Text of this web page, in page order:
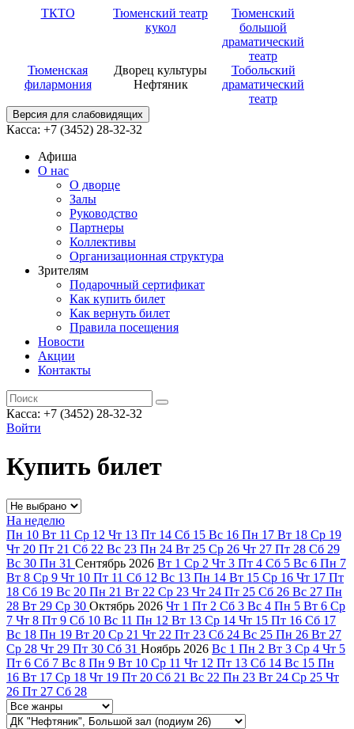
ТКТО
Тюменский театр
кукол
Тюменский
большой
драматический
театр
Тюменская
филармония
Дворец культуры
Нефтяник
Тобольский
драматический
театр
Версия для слабовидящих
Касса: +7 (3452) 28-32-32
Афиша
О нас
О дворце
Залы
Руководство
Партнеры
Коллективы
Организационная структура
Зрителям
Подарочный сертификат
Как купить билет
Как вернуть билет
Правила посещения
Новости
Акции
Контакты
Касса: +7 (3452) 28-32-32
Войти
Купить билет
На неделю
Пн 10 Вт 11 Ср 12 Чт 13 Пт 14 Сб 15 Вс 16 Пн 17 Вт 18 Ср 19
Чт 20 Пт 21 Сб 22 Вс 23 Пн 24 Вт 25 Ср 26 Чт 27 Пт 28 Сб 29
Вс 30 Пн 31 Сентябрь 2026 Вт 1 Ср 2 Чт 3 Пт 4 Сб 5 Вс 6 Пн 7
Вт 8 Ср 9 Чт 10 Пт 11 Сб 12 Вс 13 Пн 14 Вт 15 Ср 16 Чт 17 Пт
18 Сб 19 Вс 20 Пн 21 Вт 22 Ср 23 Чт 24 Пт 25 Сб 26 Вс 27 Пн
28 Вт 29 Ср 30 Октябрь 2026 Чт 1 Пт 2 Сб 3 Вс 4 Пн 5 Вт 6 Ср
7 Чт 8 Пт 9 Сб 10 Вс 11 Пн 12 Вт 13 Ср 14 Чт 15 Пт 16 Сб 17
Вс 18 Пн 19 Вт 20 Ср 21 Чт 22 Пт 23 Сб 24 Вс 25 Пн 26 Вт 27
Ср 28 Чт 29 Пт 30 Сб 31 Ноябрь 2026 Вс 1 Пн 2 Вт 3 Ср 4 Чт 5
Пт 6 Сб 7 Вс 8 Пн 9 Вт 10 Ср 11 Чт 12 Пт 13 Сб 14 Вс 15 Пн
16 Вт 17 Ср 18 Чт 19 Пт 20 Сб 21 Вс 22 Пн 23 Вт 24 Ср 25 Чт
26 Пт 27 Сб 28